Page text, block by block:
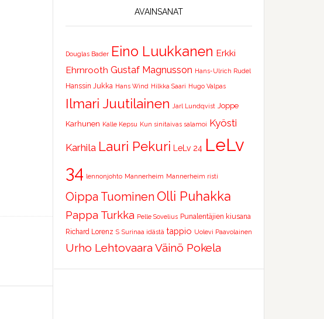
AVAINSANAT
Douglas Bader Eino Luukkanen Erkki
Ehrnrooth Gustaf Magnusson Hans-Ulrich Rudel
Hanssin Jukka Hans Wind Hilkka Saari Hugo Valpas
Ilmari Juutilainen Jarl Lundqvist Joppe
Karhunen Kalle Kepsu Kun sinitaivas salamoi Kyösti
Karhila Lauri Pekuri LeLv 24 LeLv
34 lennonjohto Mannerheim Mannerheim risti
Oippa Tuominen Olli Puhakka
Pappa Turkka Pelle Sovelius Punalentäjien kiusana
Richard Lorenz S Surinaa idästä tappio Uolevi Paavolainen
Urho Lehtovaara Väinö Pokela